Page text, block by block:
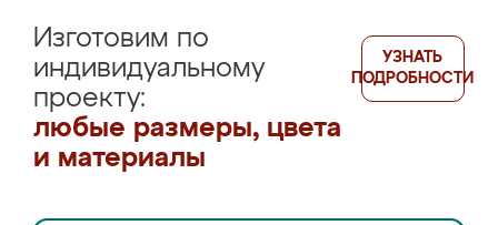
Изготовим по
индивидуальному
проекту:
любые размеры, цвета
и материалы
УЗНАТЬ
ПОДРОБНОСТИ